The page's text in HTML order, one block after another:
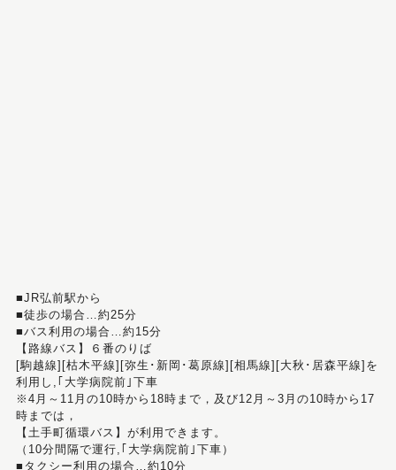
■JR弘前駅から
■徒歩の場合…約25分
■バス利用の場合…約15分
【路線バス】６番のりば
[駒越線][枯木平線][弥生･新岡･葛原線][相馬線][大秋･居森平線]を
利用し,｢大学病院前｣下車
※4月～11月の10時から18時まで，及び12月～3月の10時から17
時までは，
【土手町循環バス】が利用できます。
（10分間隔で運行,｢大学病院前｣下車）
■タクシー利用の場合…約10分